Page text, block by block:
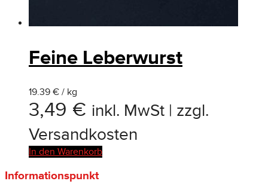
Feine Leberwurst
19.39 € / kg
3,49 € inkl. MwSt | zzgl.
Versandkosten
In den Warenkorb
Informationspunkt